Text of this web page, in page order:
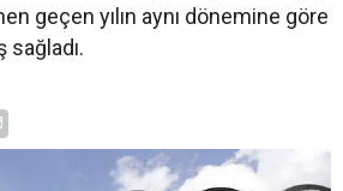
geçen yılın aynı dönemine göre
sağladı.